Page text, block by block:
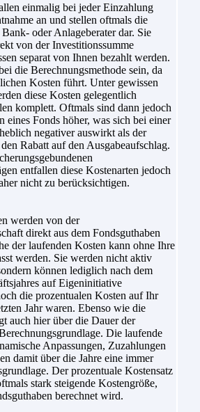
einmalig bei jeder Einzahlung
an und stellen oftmals die
oder Anlageberater dar. Sie
von der Investitionssumme
separat von Ihnen bezahlt werden.
die Berechnungsmethode sein, da
Kosten führt. Unter gewissen
diese Kosten gelegentlich
komplett. Oftmals sind dann jedoch
eines Fonds höher, was sich bei einer
negativer auswirkt als der
Rabatt auf den Ausgabeaufschlag.
entfallen diese Kostenarten jedoch
nicht zu berücksichtigen.
werden von der
direkt aus dem Fondsguthaben
der laufenden Kosten kann ohne Ihre
werden. Sie werden nicht aktiv
können lediglich nach dem
auf Eigeninitiative
die prozentualen Kosten auf Ihr
Jahr waren. Ebenso wie die
auch hier über die Dauer der
Die laufende
Anpassungen, Zuzahlungen
damit über die Jahre eine immer
Der prozentuale Kostensatz
stark steigende Kostengröße,
berechnet wird.